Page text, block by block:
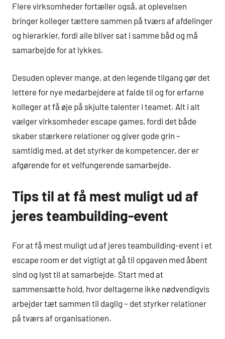
Flere virksomheder fortæller også, at oplevelsen
bringer kolleger tættere sammen på tværs af afdelinger
og hierarkier, fordi alle bliver sat i samme båd og må
samarbejde for at lykkes.
Desuden oplever mange, at den legende tilgang gør det
lettere for nye medarbejdere at falde til og for erfarne
kolleger at få øje på skjulte talenter i teamet. Alt i alt
vælger virksomheder escape games, fordi det både
skaber stærkere relationer og giver gode grin –
samtidig med, at det styrker de kompetencer, der er
afgørende for et velfungerende samarbejde.
Tips til at få mest muligt ud af
jeres teambuilding-event
For at få mest muligt ud af jeres teambuilding-event i et
escape room er det vigtigt at gå til opgaven med åbent
sind og lyst til at samarbejde. Start med at
sammensætte hold, hvor deltagerne ikke nødvendigvis
arbejder tæt sammen til daglig – det styrker relationer
på tværs af organisationen.